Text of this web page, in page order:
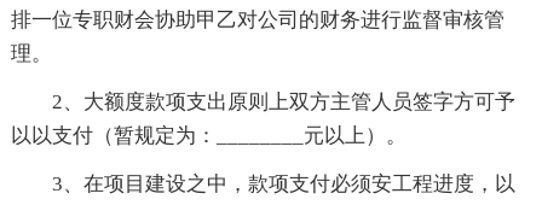
排一位专职财会协助甲乙对公司的财务进行监督审核管
理。
2、大额度款项支出原则上双方主管人员签字方可予
以以支付（暂规定为：________元以上）。
3、在项目建设之中，款项支付必须安工程进度，以